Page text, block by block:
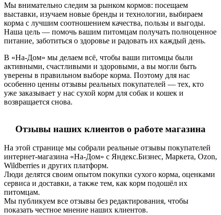
Мы внимательно следим за рынком кормов: посещаем
выставки, изучаем новые бренды и технологии, выбираем
корма с лучшим соотношением качества, пользы и выгоды.
Наша цель — помочь вашим питомцам получать полноценное
питание, заботиться о здоровье и радовать их каждый день.
В «На-Дом» мы делаем всё, чтобы ваши питомцы были
активными, счастливыми и здоровыми, а вы могли быть
уверены в правильном выборе корма. Поэтому для нас
особенно ценны отзывы реальных покупателей — тех, кто
уже заказывает у нас сухой корм для собак и кошек и
возвращается снова.
Отзывы наших клиентов о работе магазина
На этой странице мы собрали реальные отзывы покупателей
интернет-магазина «На-Дом» с Яндекс.Бизнес, Маркета, Ozon,
Wildberries и других платформ.
Люди делятся своим опытом покупки сухого корма, оценками
сервиса и доставки, а также тем, как корм подошёл их
питомцам.
Мы публикуем все отзывы без редактирования, чтобы
показать честное мнение наших клиентов.